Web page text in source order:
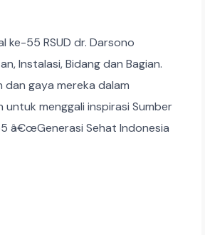
ke-55 RSUD dr. Darsono
Instalasi, Bidang dan Bagian.
gaya mereka dalam
menggali inspirasi Sumber
â€œGenerasi Sehat Indonesia